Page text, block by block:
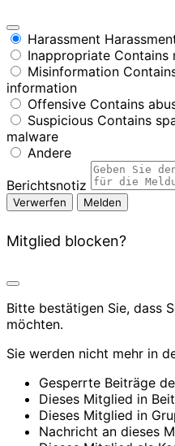
Harassment
Inappropriate Contains
Misinformation
information
Offensive Contains
Suspicious Contains
malware
Andere
Berichtsnotiz
Melden
Mitglied blocken?
Bitte bestätigen Sie, dass
möchten.
Sie werden nicht mehr in
Gesperrte Beiträge
Dieses Mitglied in
Dieses Mitglied in
Nachricht an dieses